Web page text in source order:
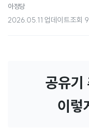
아정당
2026.05.11 업데이트조회
공유기
이렇